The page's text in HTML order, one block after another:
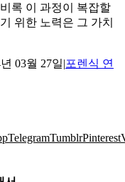
록 이 과정이 복잡할
위한 노력은 그 가치
03월 27일|포렌식 연
TelegramTumblrPinterest